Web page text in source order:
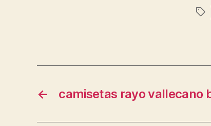
← camisetas rayo vallecano